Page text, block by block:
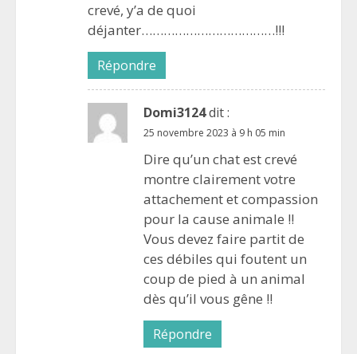
crevé, y’a de quoi
déjanter………………………………!!!
Répondre
Domi3124dit :
25 novembre 2023 à 9 h 05 min
Dire qu’un chat est crevé
montre clairement votre
attachement et compassion
pour la cause animale !!
Vous devez faire partit de
ces débiles qui foutent un
coup de pied à un animal
dès qu’il vous gêne !!
Répondre